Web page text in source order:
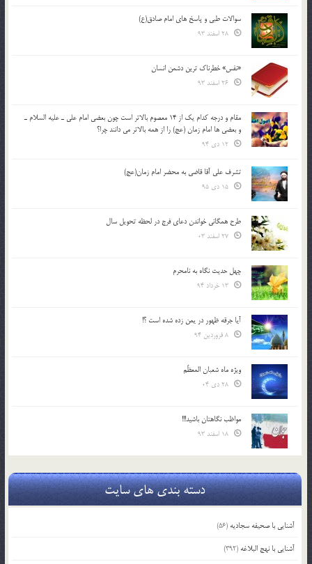
سوالات طبی و پاسخ های امام صادق(ع)
«نفس» خطرناک ترین دشمن انسان
مقام و درجه كدام يك از 14 معصوم بالاتر است چون بعضي امام علي ـ عليه السلام ـ
و بعضي ها امام زمان (عج) را از همه بالاتر مي دانند چرا؟
تشرف علي آقا قاضي به محضر امام زمان(عج)
طرح همگانی خواندن دعای فرج در لحظه تحویل سال
چهل حدیث نگاه به نامحرم
آیا جرقه ظهور در یمن زده شده است ؟!
ویژه ماه شعبان المعظّم
مواظب نگاهتان باشید!!!
دسته بندی های سایت
آشنایی با صحیفه سجادیه (56)
آشنایی با نهج البلاغه (392)